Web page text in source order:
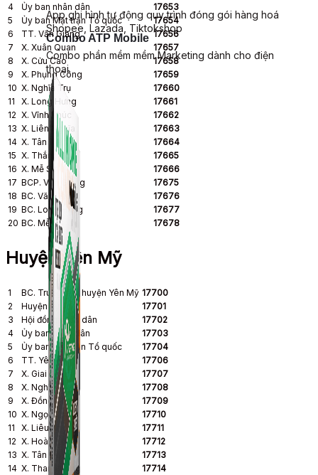
Combo ATP Mobile
Combo phần mềm mềm Marketing dành cho điện
thoại.
App ghi hình tự động quy trình đóng gói hàng hoá
Shopee, Lazada, Tiktokshop
4
Ủy ban nhân dân
17653
5
Ủy ban Mặt trận Tổ quốc
17654
6
TT. Văn Giang
17656
7
X. Xuân Quan
17657
8
X. Cửu Cao
17658
9
X. Phụng Công
17659
10 X. Nghĩa Trụ
17660
11
X. Long Hưng
17661
12 X. Vĩnh Khúc
17662
13 X. Liên Nghĩa
17663
14 X. Tân Tiến
17664
15 X. Thắng Lợi
17665
16 X. Mễ Sở
17666
17 BCP. Văn Giang
17675
18 BC. Văn Phúc
17676
19 BC. Long Hưng
17677
20 BC. Mễ Sở 17678
Huyện Yên Mỹ
1 BC. Trung tâm huyện Yên Mỹ 17700
2
Huyện ủy
17701
3
Hội đồng nhân dân
17702
4
Ủy ban nhân dân
17703
5
Ủy ban Mặt trận Tổ quốc
17704
6
TT. Yên Mỹ
17706
7
X. Giai Phạm
17707
8
X. Nghĩa Hiệp
17708
9
X. Đồng Than
17709
10 X. Ngọc Long
17710
11
X. Liêu Xá
17711
12 X. Hoàn Long
17712
13 X. Tân Lập
17713
14 X. Thanh Long
17714